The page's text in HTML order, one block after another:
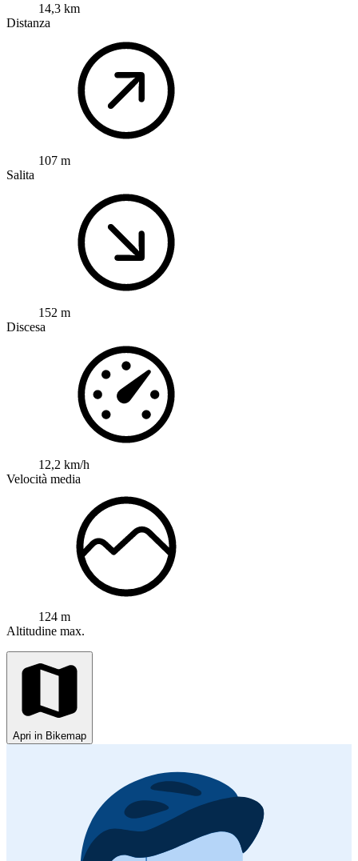
14,3 km
Distanza
107 m
Salita
152 m
Discesa
12,2 km/h
Velocità media
124 m
Altitudine max.
Apri in Bikemap